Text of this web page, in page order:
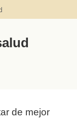
de mejor